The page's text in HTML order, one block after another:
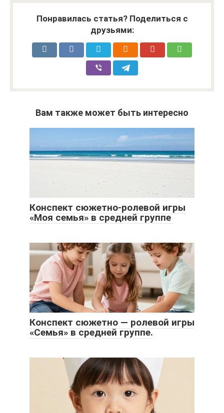
Понравилась статья? Поделиться с
друзьями:
Вам также может быть интересно
Конспект сюжетно-ролевой игры
«Моя семья» в средней группе
Конспект сюжетно — ролевой игры
«Семья» в средней группе.